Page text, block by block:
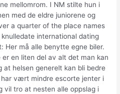
mellomrom. I NM stilte hun i
med de eldre juniorene og
a quarter of the place names
international dating
Her må alle benytte egne biler.
en liten del av alt det man kan
at helsen generelt kan bli bedre
har vært mindre escorte jenter i
vil tro at nesten alle oppslag i